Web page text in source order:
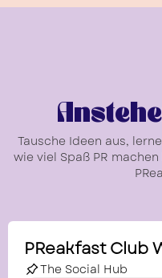
Tausche Ideen aus,
wie viel Spaß PR
PReakfast Club
The Social Hub